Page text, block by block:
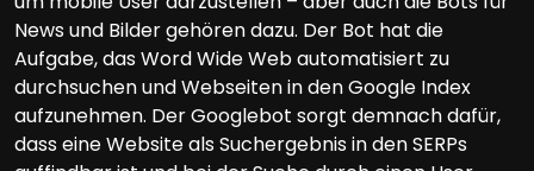
News und Bilder gehören dazu. Der Bot hat die
Aufgabe, das Word Wide Web automatisiert zu
durchsuchen und Webseiten in den Google Index
aufzunehmen. Der Googlebot sorgt demnach dafür,
dass eine Website als Suchergebnis in den SERPs